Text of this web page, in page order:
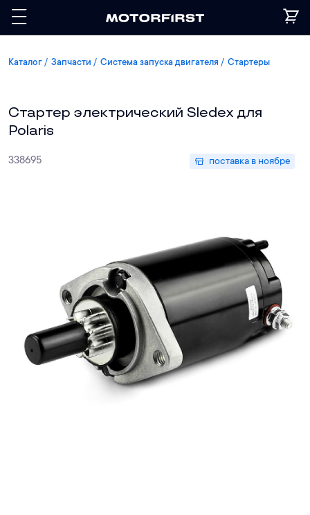
Каталог Запчасти Система запуска двигателя Стартеры
Стартер электрический Sledex для
Polaris
338695 поставка в ноябре